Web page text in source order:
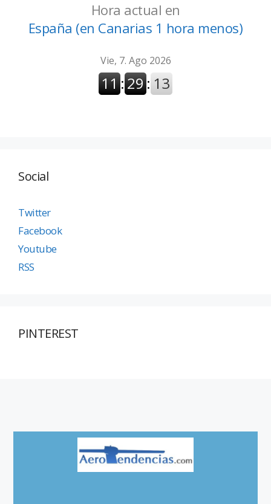
Hora actual en
España (en Canarias 1 hora menos)
Social
Twitter
Facebook
Youtube
RSS
PINTEREST